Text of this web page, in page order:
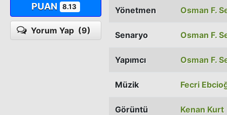
PUAN 8.13
Yorum Yap (9)
Yönetmen Osman F.
Senaryo Osman F.
Yapımcı Osman F.
Müzik Fecri
Görüntü
Kenan Kurt